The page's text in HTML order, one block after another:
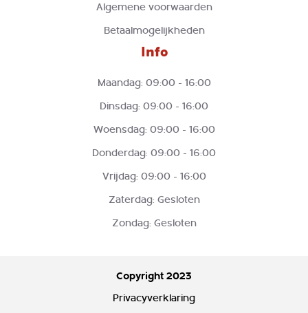
Algemene voorwaarden
Betaalmogelijkheden
Info
Maandag: 09:00 - 16:00
Dinsdag: 09:00 - 16:00
Woensdag: 09:00 - 16:00
Donderdag: 09:00 - 16:00
Vrijdag: 09:00 - 16:00
Zaterdag: Gesloten
Zondag: Gesloten
Copyright 2023
Privacyverklaring